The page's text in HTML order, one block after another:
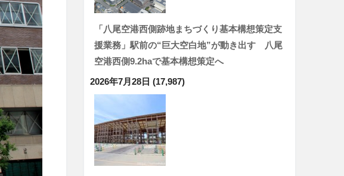
「八尾空港西側跡地まちづくり基本構想策定支
援業務」駅前の“巨大空白地”が動き出す 八尾
空港西側9.2haで基本構想策定へ
2026年7月28日 (17,987)